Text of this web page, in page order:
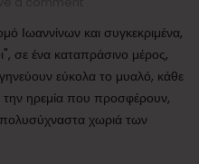
Ιωαννίνων και συγκεκριμένα,
σε ένα καταπράσινο μέρος,
εύκολα το μυαλό, κάθε
ηρεμία που προσφέρουν,
χωριά των